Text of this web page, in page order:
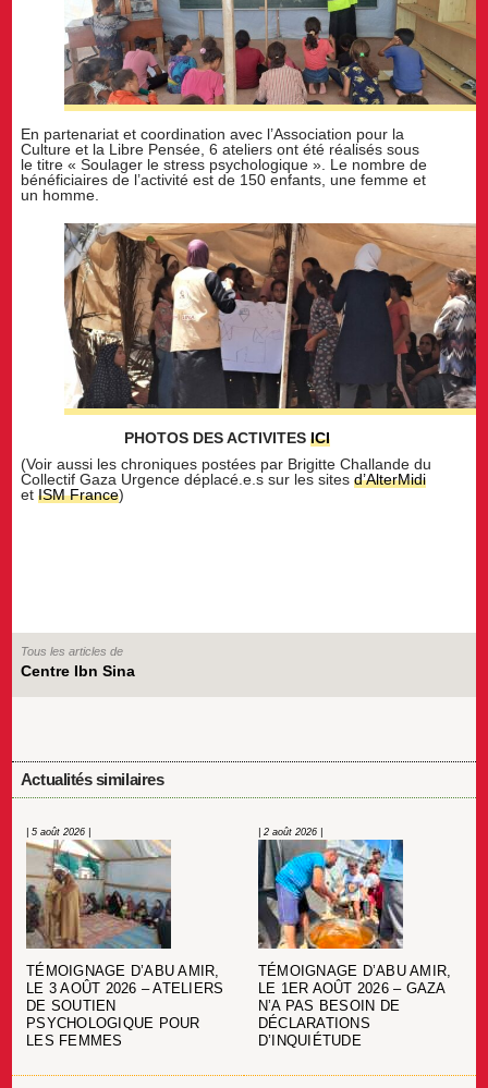
En partenariat et coordination avec l’Association pour la
Culture et la Libre Pensée, 6 ateliers ont été réalisés sous
le titre « Soulager le stress psychologique ». Le nombre de
bénéficiaires de l’activité est de 150 enfants, une femme et
un homme.
PHOTOS DES ACTIVITES ICI
(Voir aussi les chroniques postées par Brigitte Challande du
Collectif Gaza Urgence déplacé.e.s sur les sitesd’AlterMidi
etISM France)
Tous les articles de
Centre Ibn Sina
Actualités similaires
| 5 août 2026 |
TÉMOIGNAGE D’ABU AMIR,
LE 3 AOÛT 2026 – ATELIERS
DE SOUTIEN
PSYCHOLOGIQUE POUR
LES FEMMES
| 2 août 2026 |
TÉMOIGNAGE D’ABU AMIR,
LE 1ER AOÛT 2026 – GAZA
N’A PAS BESOIN DE
DÉCLARATIONS
D’INQUIÉTUDE